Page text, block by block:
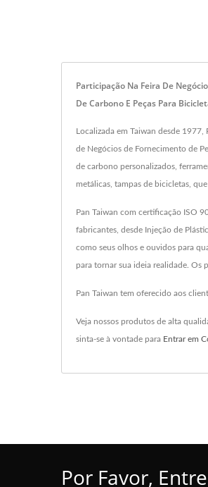
Participação Na Feira De
De Carbono E Peças Para
Localizada em Taiwan desde
de Negócios de Fornecimento de
de carbono personalizados,
metálicas, tampas de bicicletas,
Pan Taiwan com certificação ISO
fabricantes, desde Injeção de
como seus olhos e ouvidos para
para tornar sua ideia realidade. Os
Pan Taiwan tem oferecido aos
Veja nossos produtos de alta
sinta-se à vontade para Entrar em
Por Favor,